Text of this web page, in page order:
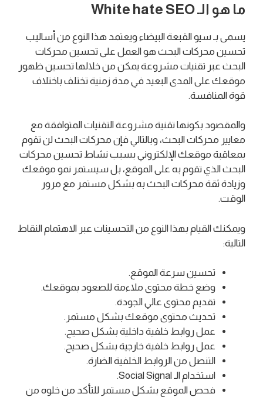
ما هو الـ White hate SEO
يسمى بـ سيو القبعة البيضاء ويعتمد هذا النوع من أساليب
تحسين محركات البحث هو العمل على تحسين محركات
البحث عبر تقنيات مشروعة يمكن من خلالها تحسين ظهور
موقعك على المدى البعيد في مدة زمنية تختلف باختلاف
قوة المنافسة.
والمقصود بكونها تقنية مشروعة التقنيات المتوافقة مع
معايير محركات البحث، وبالتالي فإن محركات البحث لن تقوم
بمعاقبة موقعك الإلكتروني بسبب نشاط تحسين محركات
البحث الذي تقوم به على الموقع، بل سيستمر نمو موقعك
وزيادة ثقة محركات البحث به بشكل مستمر مع مرور
الوقت.
ويمكنك القيام بهذا النوع من التحسينات عبر الاهتمام النقاط
التالية:
تحسين سرعة الموقع.
وضع خطة محتوى ملاءمة للصعود بموقعك.
تقديم محتوى عالي الجودة.
تحديث محتوى موقعك بشكل مستمر.
عمل روابط خلفية داخلية بشكل صحيح.
عمل روابط خلفية خارجية بشكل صحيح.
التنصل من الروابط الخلفية الضارة.
استخدام الـ Social Signal.
فحص الموقع بشكل مستمر للتأكد من خلوه من